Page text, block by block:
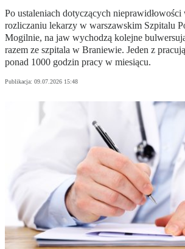
Po ustaleniach dotyczących
rozliczaniu lekarzy w warszawskim Szpitalu
Mogilnie, na jaw wychodzą kolejne
razem ze szpitala w Braniewie. Jeden z
ponad 1000 godzin pracy w miesiącu.
Publikacja: 09.07.2026 15:48